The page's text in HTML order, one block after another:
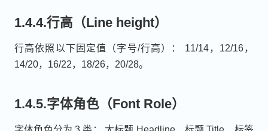
1.4.4.行高（Line height）
行高依照以下固定值（字号/行高）： 11/14，12/16，
14/20，16/22，18/26，20/28。
1.4.5.字体角色（Font Role）